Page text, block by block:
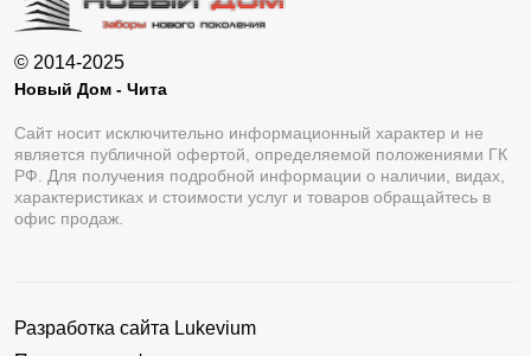
© 2014-2025
Новый Дом - Чита
Сайт носит исключительно информационный характер и не
является публичной офертой, определяемой положениями ГК
РФ. Для получения подробной информации о наличии, видах,
характеристиках и стоимости услуг и товаров обращайтесь в
офис продаж.
Разработка сайта Lukevium